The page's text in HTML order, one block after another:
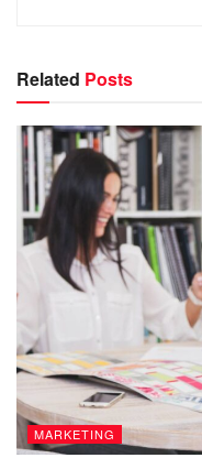
Related Posts
MARKETING